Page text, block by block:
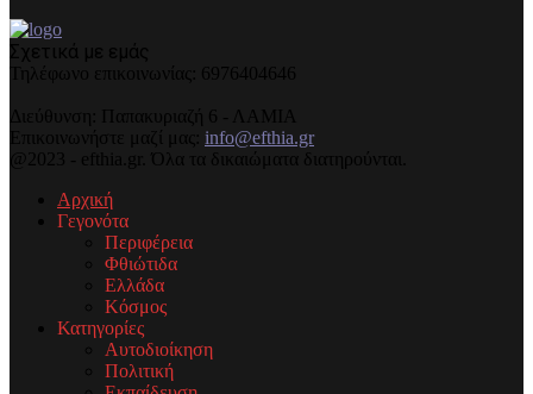
Σχετικά με εμάς
Τηλέφωνo επικοινωνίας: 6976404646
Διεύθυνση: Παπακυριαζή 6 - ΛΑΜΙΑ
Επικοινωνήστε μαζί μας: info@efthia.gr
@2023 - efthia.gr. Όλα τα δικαιώματα διατηρούνται.
Αρχική
Γεγονότα
Περιφέρεια
Φθιώτιδα
Ελλάδα
Κόσμος
Κατηγορίες
Αυτοδιοίκηση
Πολιτική